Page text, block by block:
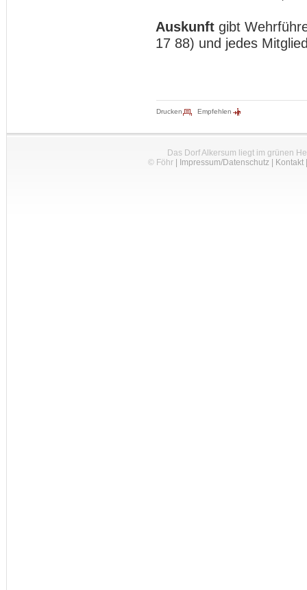
Auskunft gibt
17 88) und jedes
Drucken Empfehlen
Das Dorf Alkersum liegt im grünen
© Föhr| Impressum/Datenschutz| Kontakt